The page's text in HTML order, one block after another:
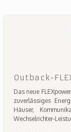
Outback-
Das neue
zuverlässiges
Häuser,
Wechselrichter-